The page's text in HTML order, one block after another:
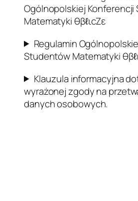
Ogólnopolskiej
Matematyki θβℓιcZε
Regulamin
Studentów Matematyki
Klauzula informacyjna
wyrażonej zgody na
danych osobowych.